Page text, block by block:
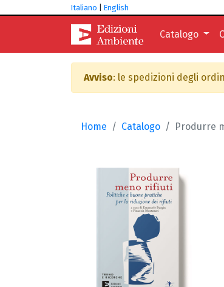
Italiano English
Catalogo
Avviso: le spedizioni degli
Home Catalogo Produrre